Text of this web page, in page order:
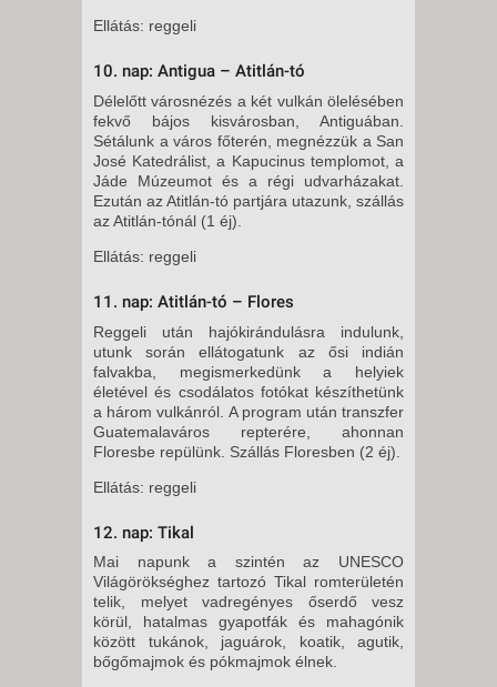
Ellátás: reggeli
10. nap: Antigua – Atitlán-tó
Délelőtt városnézés a két vulkán ölelésében
fekvő bájos kisvárosban, Antiguában.
Sétálunk a város főterén, megnézzük a San
José Katedrálist, a Kapucinus templomot, a
Jáde Múzeumot és a régi udvarházakat.
Ezután az Atitlán-tó partjára utazunk, szállás
az Atitlán-tónál (1 éj).
Ellátás: reggeli
11. nap: Atitlán-tó – Flores
Reggeli után hajókirándulásra indulunk,
utunk során ellátogatunk az ősi indián
falvakba, megismerkedünk a helyiek
életével és csodálatos fotókat készíthetünk
a három vulkánról. A program után transzfer
Guatemalaváros repterére, ahonnan
Floresbe repülünk. Szállás Floresben (2 éj).
Ellátás: reggeli
12. nap: Tikal
Mai napunk a szintén az UNESCO
Világörökséghez tartozó Tikal romterületén
telik, melyet vadregényes őserdő vesz
körül, hatalmas gyapotfák és mahagónik
között tukánok, jaguárok, koatik, agutik,
bőgőmajmok és pókmajmok élnek.